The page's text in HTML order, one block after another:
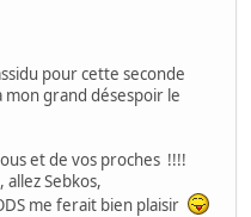
pour cette seconde
mon grand désespoir le
et de vos proches !!!!
Sebkos,
me ferait bien plaisir